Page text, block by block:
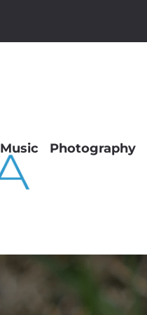
Music Photography